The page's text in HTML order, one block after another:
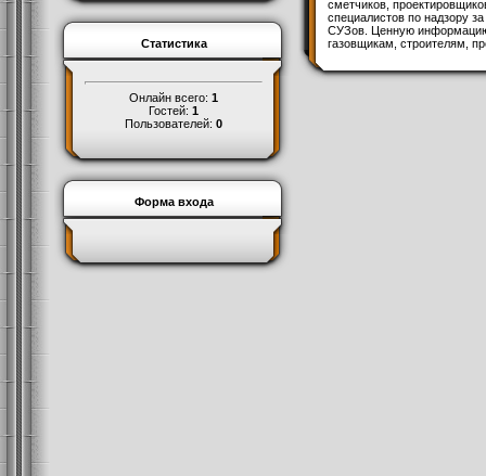
Статистика
Онлайн всего: 1
Гостей: 1
Пользователей: 0
Форма входа
сметчиков,
специалистов по надзору
СУЗов. Ценную
газовщикам, строителям,